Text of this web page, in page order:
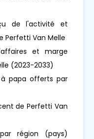
de l'activité et
Van Melle
et marge
(2023-2033)
à papa offerts par
de Perfetti Van
région (pays)